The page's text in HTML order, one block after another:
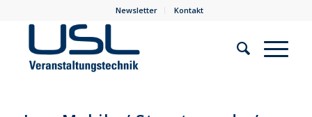
Newsletter Kontakt